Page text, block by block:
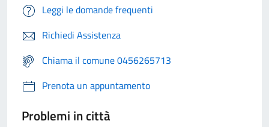
Leggi le domande frequenti
Richiedi Assistenza
Chiama il comune 0456265713
Prenota un appuntamento
Problemi in città